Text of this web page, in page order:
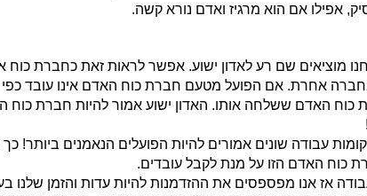
אפילו אם הוא מרגיז ואדם נורא קשה.
כוח האדם הזו על מנת לקבל עובדים.